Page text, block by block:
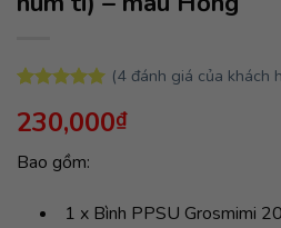
dựa trên
đánh giá
(4đánh giá của khách
230,000₫
Bao gồm:
1 x Bình PPSU Grosmimi